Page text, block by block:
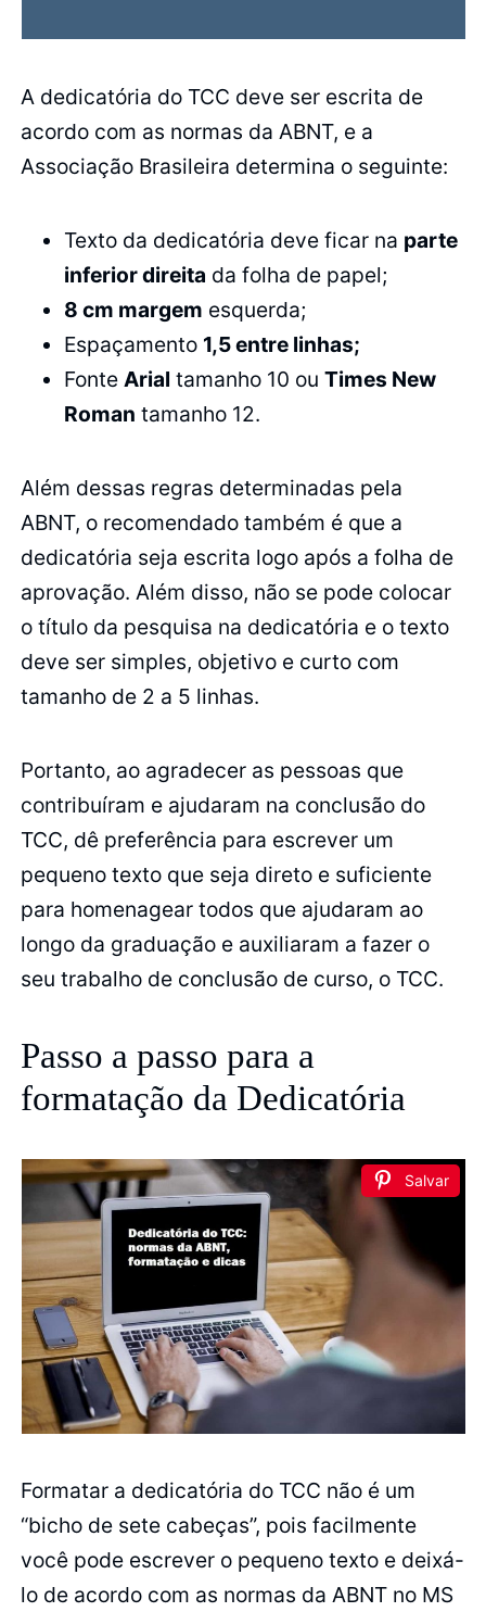
A dedicatória do TCC deve ser escrita de
acordo com as normas da ABNT, e a
Associação Brasileira determina o seguinte:
Texto da dedicatória deve ficar na parte
inferior direita da folha de papel;
8 cm margem esquerda;
Espaçamento 1,5 entre linhas;
Fonte Arial tamanho 10 ouTimes New
Roman tamanho 12.
Além dessas regras determinadas pela
ABNT, o recomendado também é que a
dedicatória seja escrita logo após a folha de
aprovação. Além disso, não se pode colocar
o título da pesquisa na dedicatória e o texto
deve ser simples, objetivo e curto com
tamanho de 2 a 5 linhas.
Portanto, ao agradecer as pessoas que
contribuíram e ajudaram na conclusão do
TCC, dê preferência para escrever um
pequeno texto que seja direto e suficiente
para homenagear todos que ajudaram ao
longo da graduação e auxiliaram a fazer o
seu trabalho de conclusão de curso, o TCC.
Passo a passo para a
formatação da Dedicatória
Salvar
Formatar a dedicatória do TCC não é um
“bicho de sete cabeças”, pois facilmente
você pode escrever o pequeno texto e deixá-
lo de acordo com as normas da ABNT no MS